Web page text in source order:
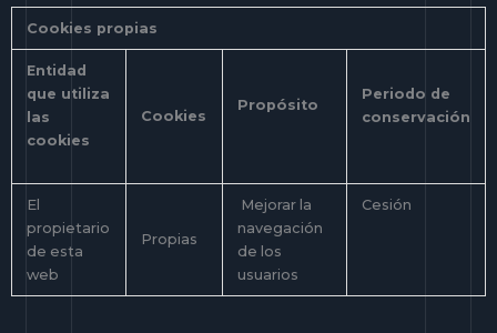
Cookies propias
Entidad
que utiliza
las
cookies
Cookies
Propósito
Periodo de
conservación
El
propietario
de esta
web
Propias
Mejorar la
navegación
de los
usuarios
Cesión